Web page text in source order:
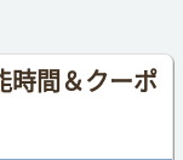
時間＆クーポ